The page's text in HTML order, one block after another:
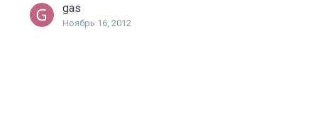
gas
Ноябрь 16, 2012